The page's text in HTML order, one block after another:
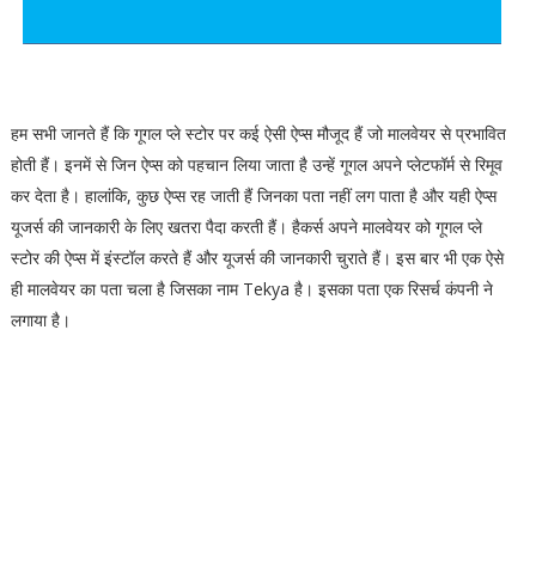
हम सभी जानते हैं कि गूगल प्ले स्टोर पर कई ऐसी ऐप्स मौजूद हैं जो मालवेयर से प्रभावित
होती हैं। इनमें से जिन ऐप्स को पहचान लिया जाता है उन्हें गूगल अपने प्लेटफॉर्म से रिमूव
कर देता है। हालांकि, कुछ ऐप्स रह जाती हैं जिनका पता नहीं लग पाता है और यही ऐप्स
यूजर्स की जानकारी के लिए खतरा पैदा करती हैं। हैकर्स अपने मालवेयर को गूगल प्ले
स्टोर की ऐप्स में इंस्टॉल करते हैं और यूजर्स की जानकारी चुराते हैं। इस बार भी एक ऐसे
ही मालवेयर का पता चला है जिसका नाम Tekya है। इसका पता एक रिसर्च कंपनी ने
लगाया है।